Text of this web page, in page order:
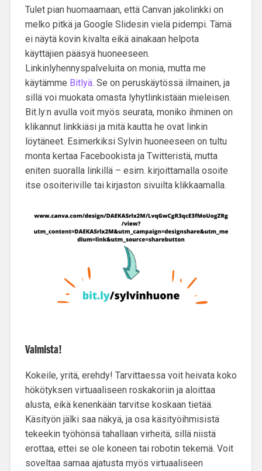
Tulet pian huomaamaan, että Canvan jakolinkki on
melko pitkä ja Google Slidesin vielä pidempi. Tämä
ei näytä kovin kivalta eikä ainakaan helpota
käyttäjien pääsyä huoneeseen.
Linkinlyhennyspalveluita on monia, mutta me
käytämme Bitlyä. Se on peruskäytössä ilmainen, ja
sillä voi muokata omasta lyhytlinkistään mieleisen.
Bit.ly:n avulla voit myös seurata, moniko ihminen on
klikannut linkkiäsi ja mitä kautta he ovat linkin
löytäneet. Esimerkiksi Sylvin huoneeseen on tultu
monta kertaa Facebookista ja Twitteristä, mutta
eniten suoralla linkillä – esim. kirjoittamalla osoite
itse osoiteriville tai kirjaston sivuilta klikkaamalla.
Valmista!
Kokeile, yritä, erehdy! Tarvittaessa voit heivata koko
hökötyksen virtuaaliseen roskakoriin ja aloittaa
alusta, eikä kenenkään tarvitse koskaan tietää.
Käsityön jälki saa näkyä, ja osa käsityöihmisistä
tekeekin työhönsä tahallaan virheitä, sillä niistä
erottaa, ettei se ole koneen tai robotin tekemä. Voit
soveltaa samaa ajatusta myös virtuaaliseen